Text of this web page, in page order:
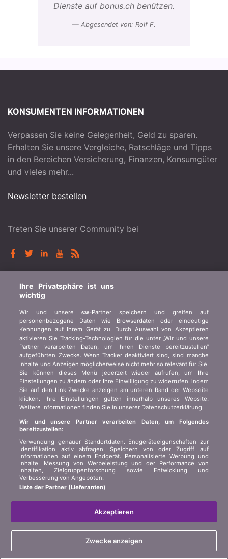
Dienste auf bonus.ch benützen.
Abgesendet von: Rolf F.
KONSUMENTEN INFORMATIONEN
Verpassen Sie keine Gelegenheit, Geld zu sparen.
Erhalten Sie unsere Vergleiche, Ratschläge und Tipps
in den Bereichen Versicherung, Finanzen, Konsumgüter
und vieles mehr...
Newsletter bestellen
Treten Sie unserer Community bei
BONUS.CH
Wer ist bonus.ch? Wie funktionieren die Vergleiche?
Presseanfragen, Partnerschaften, Werbung...
Wer sind wir?
Kontakt
Werbung
Beitritt / Partnerschaft
Presse
Kundeninformation Art.
45 VAG
Datenschutz der
Privatsphäre
Rechtliche Informationen
SPRACHE
FR IT
© 2004-2026 copyright bonus.ch SA
Ihre Privatsphäre ist uns
wichtig
Wir und unsere638-Partner speichern und greifen auf
personenbezogene Daten wie Browserdaten oder eindeutige
Kennungen auf Ihrem Gerät zu. Durch Auswahl von Akzeptieren
aktivieren Sie Tracking-Technologien für die unter „Wir und unsere
Partner verarbeiten Daten, um Ihnen Dienste bereitzustellen“
aufgeführten Zwecke. Wenn Tracker deaktiviert sind, sind manche
Inhalte und Anzeigen möglicherweise nicht mehr so relevant für Sie.
Sie können dieses Menü jederzeit wieder aufrufen, um Ihre
Einstellungen zu ändern oder Ihre Einwilligung zu widerrufen, indem
Sie auf den Link Zwecke anzeigen am unteren Rand der Webseite
klicken. Ihre Einstellungen gelten innerhalb unseres Website.
Weitere Informationen finden Sie in unserer Datenschutzerklärung.
Wir und unsere Partner verarbeiten Daten, um Folgendes
bereitzustellen:
Verwendung genauer Standortdaten. Endgeräteeigenschaften zur
Identifikation aktiv abfragen. Speichern von oder Zugriff auf
Informationen auf einem Endgerät. Personalisierte Werbung und
Inhalte, Messung von Werbeleistung und der Performance von
Inhalten, Zielgruppenforschung sowie Entwicklung und
Verbesserung von Angeboten.
Liste der Partner (Lieferanten)
Akzeptieren
Zwecke anzeigen